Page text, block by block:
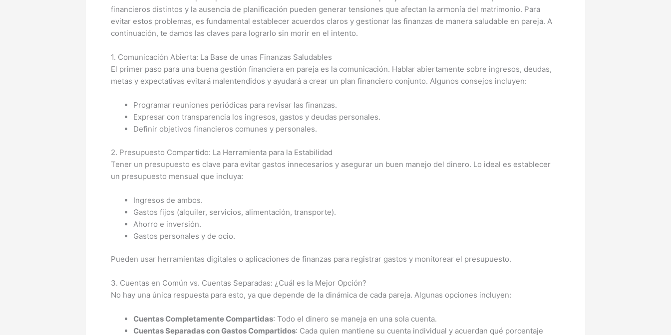
financieros distintos y la ausencia de planificación pueden generar tensiones que afectan la armonía del matrimonio. Para
evitar estos problemas, es fundamental establecer acuerdos claros y gestionar las finanzas de manera saludable en pareja. A
continuación, te damos las claves para lograrlo sin morir en el intento.
1. Comunicación Abierta: La Base de unas Finanzas Saludables
El primer paso para una buena gestión financiera en pareja es la comunicación. Hablar abiertamente sobre ingresos, deudas,
metas y expectativas evitará malentendidos y ayudará a crear un plan financiero conjunto. Algunos consejos incluyen:
Programar reuniones periódicas para revisar las finanzas.
Expresar con transparencia los ingresos, gastos y deudas personales.
Definir objetivos financieros comunes y personales.
2. Presupuesto Compartido: La Herramienta para la Estabilidad
Tener un presupuesto es clave para evitar gastos innecesarios y asegurar un buen manejo del dinero. Lo ideal es establecer
un presupuesto mensual que incluya:
Ingresos de ambos.
Gastos fijos (alquiler, servicios, alimentación, transporte).
Ahorro e inversión.
Gastos personales y de ocio.
Pueden usar herramientas digitales o aplicaciones de finanzas para registrar gastos y monitorear el presupuesto.
3. Cuentas en Común vs. Cuentas Separadas: ¿Cuál es la Mejor Opción?
No hay una única respuesta para esto, ya que depende de la dinámica de cada pareja. Algunas opciones incluyen:
Cuentas Completamente Compartidas: Todo el dinero se maneja en una sola cuenta.
Cuentas Separadas con Gastos Compartidos: Cada quien mantiene su cuenta individual y acuerdan qué porcentaje